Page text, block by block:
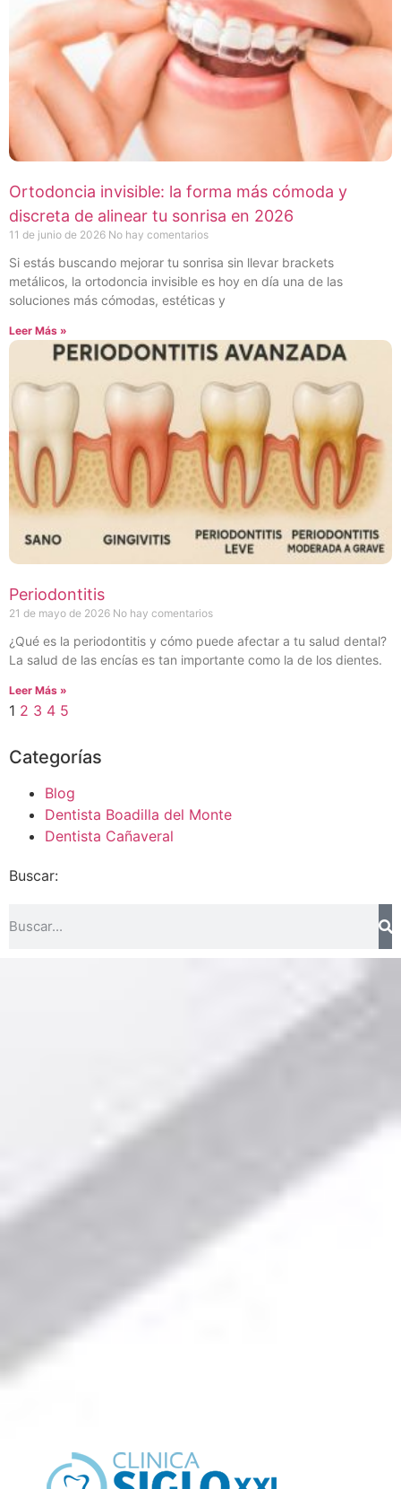
Ortodoncia invisible: la forma más cómoda y
discreta de alinear tu sonrisa en 2026
11 de junio de 2026 No hay comentarios
Si estás buscando mejorar tu sonrisa sin llevar brackets
metálicos, la ortodoncia invisible es hoy en día una de las
soluciones más cómodas, estéticas y
Leer Más »
Periodontitis
21 de mayo de 2026 No hay comentarios
¿Qué es la periodontitis y cómo puede afectar a tu salud dental?
La salud de las encías es tan importante como la de los dientes.
Leer Más »
1 2 3 4 5
Categorías
Blog
Dentista Boadilla del Monte
Dentista Cañaveral
Buscar: